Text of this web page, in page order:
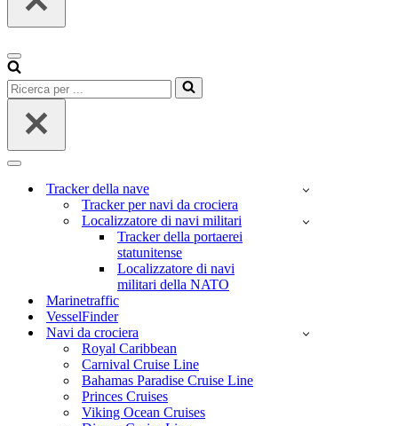
Menu
di
navigazione
Ricerca
per
Menu
navigazioneTracker della nave
Tracker per navi da crociera
Localizzatore di navi militari
Tracker della portaerei
statunitense
Localizzatore di navi
militari della NATO
Marinetraffic
VesselFinder
Navi da crociera
Royal Caribbean
Carnival Cruise Line
Bahamas Paradise Cruise Line
Princes Cruises
Viking Ocean Cruises